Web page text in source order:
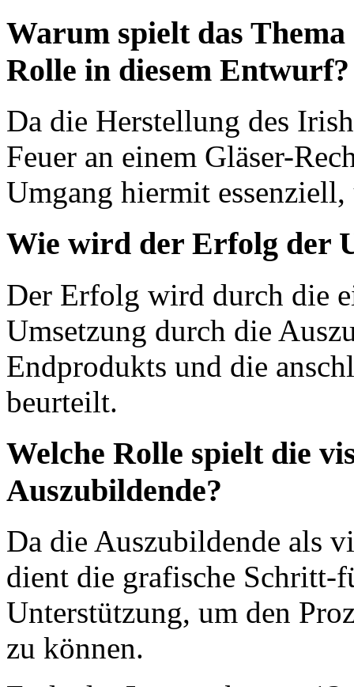
Warum spielt das
Rolle in diesem Entwurf?
Da die Herstellung des
Feuer an einem Gläser-
Umgang hiermit
Wie wird der Erfolg der
Der Erfolg wird durch die
Umsetzung durch die
Endprodukts und die
beurteilt.
Welche Rolle spielt die
Auszubildende?
Da die Auszubildende als
dient die grafische Schritt-
Unterstützung, um den
zu können.